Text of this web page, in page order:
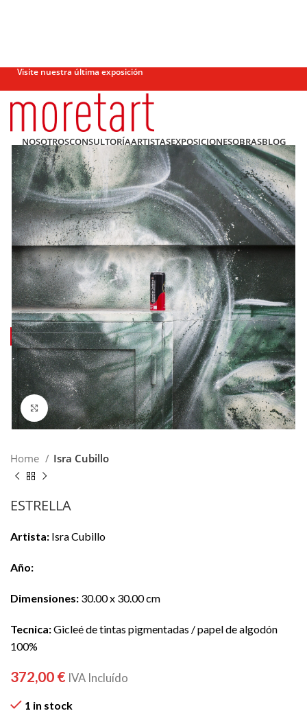
Visite nuestra última exposición
NOSOTROSCONSULTORÍAARTISTASEXPOSICIONESOBRASBLOG
CONTACTO
0,00€
MENU
0 0,00€
Click para hacer zoom
Home Isra Cubillo
ESTRELLA
Artista: Isra Cubillo
Año:
Dimensiones: 30.00 x 30.00 cm
Tecnica:Gicleé de tintas pigmentadas / papel de algodón
100%
372,00 € IVA Incluído
1 in stock